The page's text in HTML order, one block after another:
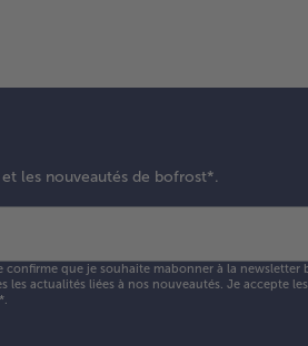
les nouveautés de bofrost*.
que je souhaite mabonner à la newsletter
les actualités liées à nos nouveautés. Je accepte les
.